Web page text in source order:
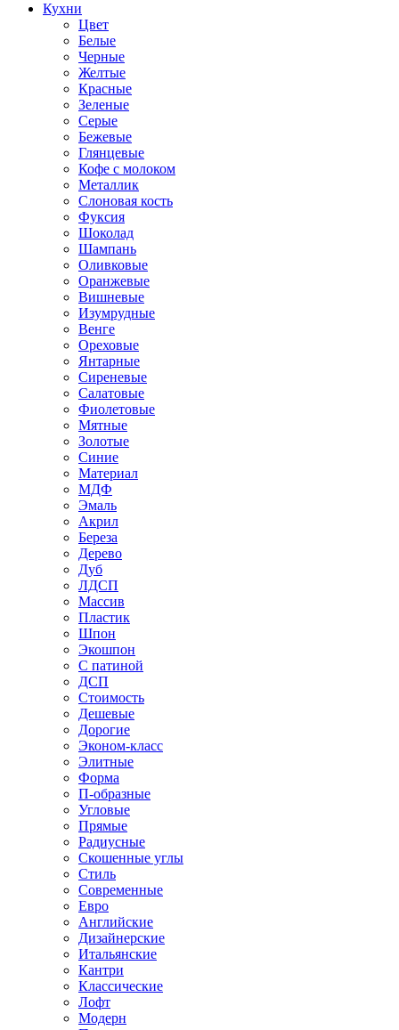
Кухни
Цвет
Белые
Черные
Желтые
Красные
Зеленые
Серые
Бежевые
Глянцевые
Кофе с молоком
Металлик
Слоновая кость
Фуксия
Шоколад
Шампань
Оливковые
Оранжевые
Вишневые
Изумрудные
Венге
Ореховые
Янтарные
Сиреневые
Салатовые
Фиолетовые
Мятные
Золотые
Синие
Материал
МДФ
Эмаль
Акрил
Береза
Дерево
Дуб
ЛДСП
Массив
Пластик
Шпон
Экошпон
С патиной
ДСП
Стоимость
Дешевые
Дорогие
Эконом-класс
Элитные
Форма
П-образные
Угловые
Прямые
Радиусные
Скошенные углы
Стиль
Современные
Евро
Английские
Дизайнерские
Итальянские
Кантри
Классические
Лофт
Модерн